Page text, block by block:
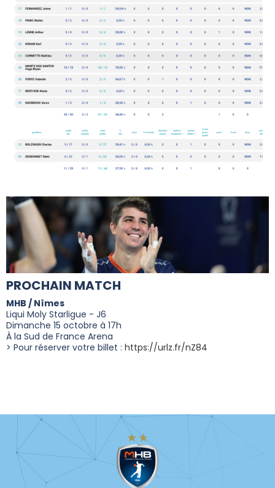
PROCHAIN MATCH
MHB / Nîmes
Liqui Moly Starligue - J6
Dimanche 15 octobre à 17h
À la Sud de France Arena
> Pour réserver votre billet : https://urlz.fr/nZ84